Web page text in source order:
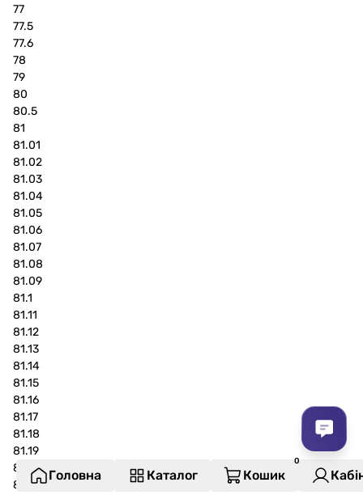
77
77.5
77.6
78
79
80
80.5
81
81.01
81.02
81.03
81.04
81.05
81.06
81.07
81.08
81.09
81.1
81.11
81.12
81.13
81.14
81.15
81.16
81.17
81.18
81.19
81.2
81.21
Головна Каталог Кошик